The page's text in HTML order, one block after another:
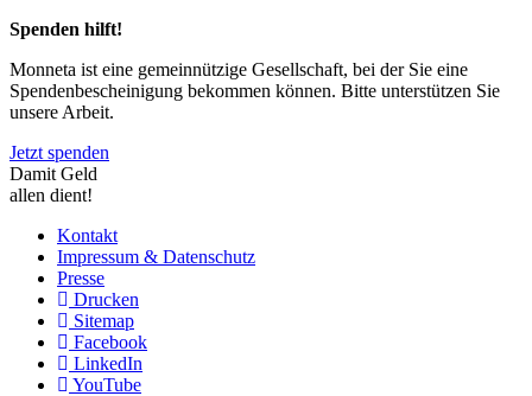
Spenden hilft!
Monneta ist eine gemeinnützige Gesellschaft, bei der Sie eine
Spendenbescheinigung bekommen können. Bitte unterstützen Sie
unsere Arbeit.
Jetzt spenden
Damit Geld
allen dient!
Kontakt
Impressum & Datenschutz
Presse
Drucken
Sitemap
Facebook
LinkedIn
YouTube